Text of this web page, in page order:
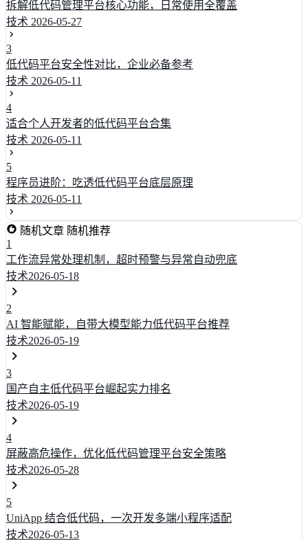
拆解低代码管理平台核心功能，日常使用全覆盖
技术 2026-05-27
3
低代码平台安全性对比，企业必备参考
技术 2026-05-11
4
适合个人开发者的低代码平台合集
技术 2026-05-11
5
程序员进阶：吃透低代码平台底层原理
技术 2026-05-11
随机文章 随机推荐
1
工作流异常处理机制，超时预警与异常自动兜底
技术2026-05-18
2
AI 智能赋能，自带大模型能力低代码平台推荐
技术2026-05-19
3
国产自主低代码平台崛起实力排名
技术2026-05-19
4
屏蔽高危操作，优化低代码管理平台安全策略
技术2026-05-28
5
UniApp 结合低代码，一次开发多端小程序适配
技术2026-05-13